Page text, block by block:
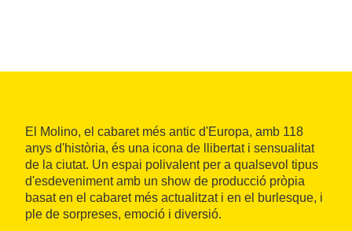
El Molino, el cabaret més antic d'Europa, amb 118
anys d'història, és una icona de llibertat i sensualitat
de la ciutat. Un espai polivalent per a qualsevol tipus
d'esdeveniment amb un show de producció pròpia
basat en el cabaret més actualitzat i en el burlesque, i
ple de sorpreses, emoció i diversió.